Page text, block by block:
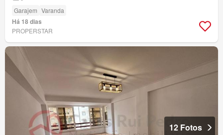
Garajem Varanda
Há 18 dias
PROPERSTAR
12 Fotos